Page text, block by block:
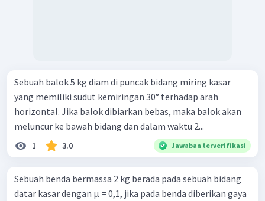
Sebuah balok 5 kg diam di puncak bidang miring kasar
yang memiliki sudut kemiringan 30° terhadap arah
horizontal. Jika balok dibiarkan bebas, maka balok akan
meluncur ke bawah bidang dan dalam waktu 2...
1 3.0 Jawaban terverifikasi
Sebuah benda bermassa 2 kg berada pada sebuah bidang
datar kasar dengan µ = 0,1, jika pada benda diberikan gaya